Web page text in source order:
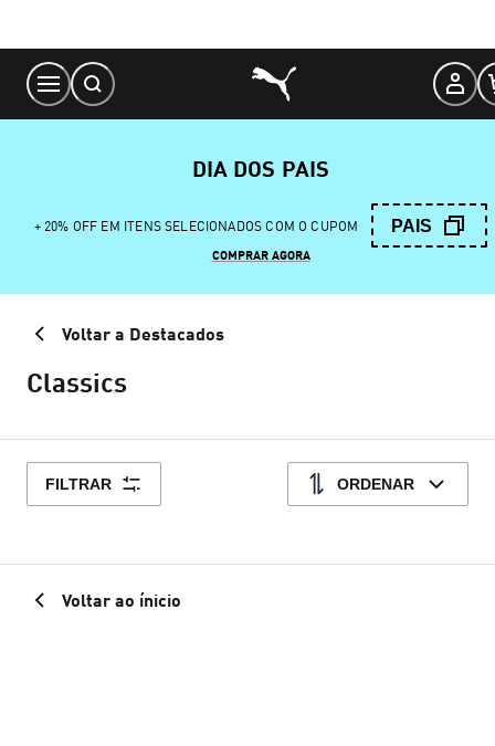
Content
DIA DOS PAIS
+ 20% OFF EM ITENS SELECIONADOS COM O CUPOM PAIS
COMPRAR AGORA
Voltar a Destacados
Classics
FILTRAR ORDENAR
Voltar ao ínicio